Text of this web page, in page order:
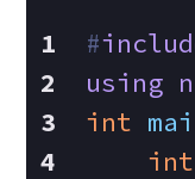
#
using
int
int